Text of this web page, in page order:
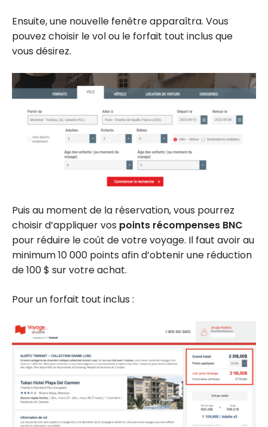
Ensuite, une nouvelle fenêtre apparaîtra. Vous
pouvez choisir le vol ou le forfait tout inclus que
vous désirez.
Puis au moment de la réservation, vous pourrez
choisir d’appliquer vos points récompenses BNC
pour réduire le coût de votre voyage. Il faut avoir au
minimum 10 000 points afin d’obtenir une réduction
de 100 $ sur votre achat.
Pour un forfait tout inclus :